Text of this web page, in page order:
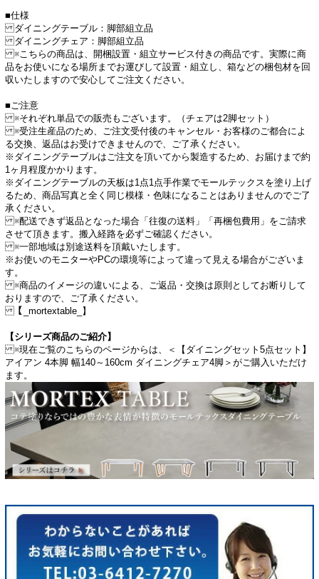
■仕様
ダイニングテーブル：脚部組立品
ダイニングチェア：脚部組立品
※こちらの商品は、開梱設置・組立サービス付きの商品です。実際に商
品をお使いになる場所までお運びして設置・組立し、箱などの梱包材を回
収いたしますので安心してご注文ください。
■ご注意
※それぞれ単品での販売もございます。（チェアは2脚セット）
※受注生産品のため、ご注文受付後のキャンセル・お客様のご都合によ
る交換、返品はお受けできませんので、ご了承ください。
※ダイニングテーブルはご注文を頂いてから製造するため、お届けまで約
1ヶ月程度かかります。
※ダイニングテーブルの天板は1点1点手作業でモールテックスを塗り上げ
るため、商品写真と全く同じ模様・色味になることはありませんのでご了
承ください。
※配送できず返品となった場合「往復の送料」「再梱包費用」をご請求
させて頂きます。搬入経路を必ずご確認ください。
※一部地域は別途送料を頂戴いたします。
※お使いのモニターやPCの環境等によって違って見える場合がございま
す。
※商品のイメージの違いによる、ご返品・交換は原則としてお断りして
おりますので、ご了承ください。
【_mortextable_】
【シリーズ商品のご紹介】
※現在ご覧のこちらのページからは、＜【ダイニングセット5点セット】
アイアン 4本脚 幅140～160cm ダイニングチェア4脚＞がご購入いただけ
ます。